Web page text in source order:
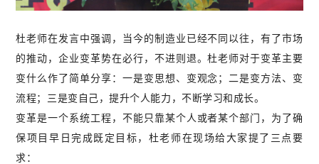
杜老师在发言中强调，当今的制造业已经不同以往，有了市场
的推动，企业变革势在必行，不进则退。杜老师对于变革主要
变什么作了简单分享：一是变思想、变观念；二是变方法、变
流程；三是变自己，提升个人能力，不断学习和成长。
变革是一个系统工程，不能只靠某个人或者某个部门，为了确
保项目早日完成既定目标，杜老师在现场给大家提了三点要
求：